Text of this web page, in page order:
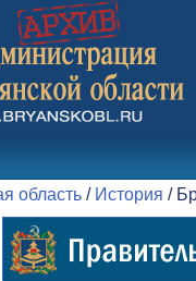
область / История /